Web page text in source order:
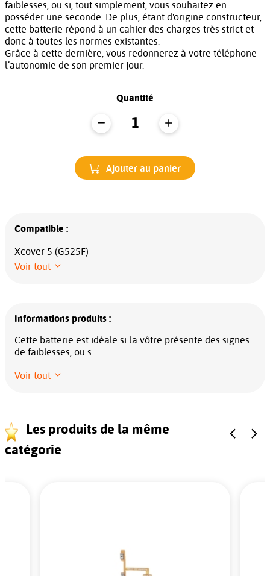
faiblesses, ou si, tout simplement, vous souhaitez en
posséder une seconde. De plus, étant d'origine constructeur,
cette batterie répond à un cahier des charges très strict et
donc à toutes les normes existantes.
Grâce à cette dernière, vous redonnerez à votre téléphone
l’autonomie de son premier jour.
Quantité
Ajouter au panier
Compatible :
Xcover 5 (G525F)
Voir tout
Informations produits :
Cette batterie est idéale si la vôtre présente des signes
de faiblesses, ou s
Voir tout
Les produits de la même
catégorie